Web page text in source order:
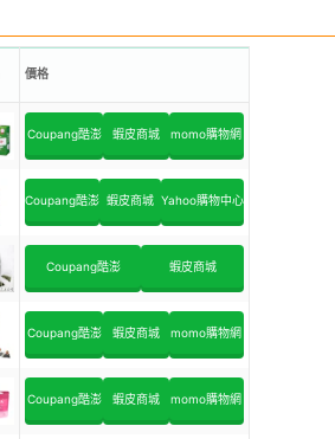
價格
Coupang酷澎 蝦皮商城 momo購物網
Coupang酷澎 蝦皮商城 Yahoo購物中心
Coupang酷澎 蝦皮商城
Coupang酷澎 蝦皮商城 momo購物網
Coupang酷澎 蝦皮商城 momo購物網